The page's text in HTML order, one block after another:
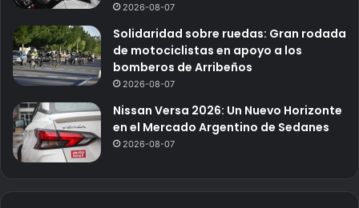
2026-08-07
Solidaridad sobre ruedas: Gran rodada
de motociclistas en apoyo a los
bomberos de Arribeños
2026-08-07
Nissan Versa 2026: Un Nuevo Horizonte
en el Mercado Argentino de Sedanes
2026-08-07